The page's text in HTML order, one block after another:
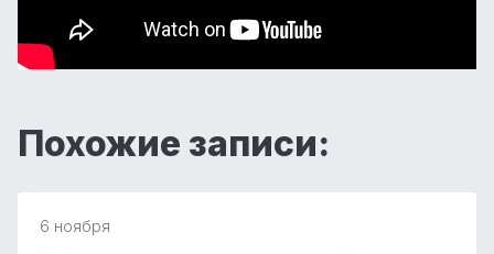
Похожие записи:
6 ноября